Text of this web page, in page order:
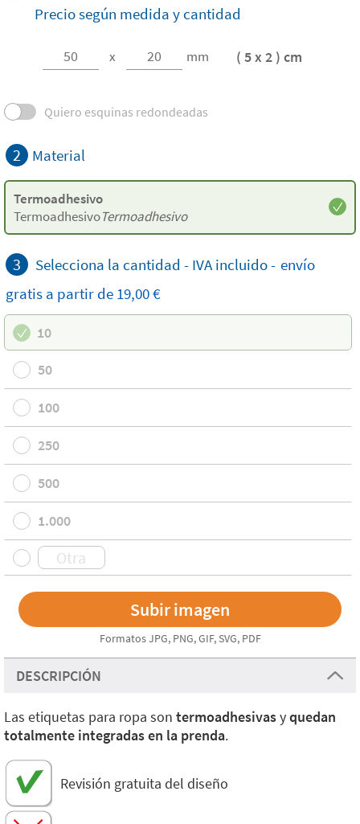
Precio según medida y cantidad
x mm ( 5 x 2 ) cm
Quiero esquinas redondeadas
2 Material
Termoadhesivo
TermoadhesivoTermoadhesivo
3 Selecciona la cantidad - IVA incluido- envío
gratis a partir de 19,00 €
10
50
100
250
500
1.000
Formatos JPG, PNG, GIF, SVG, PDF
DESCRIPCIÓN
Las etiquetas para ropa son termoadhesivasyquedan
totalmente integradas en la prenda.
Revisión gratuita del diseño